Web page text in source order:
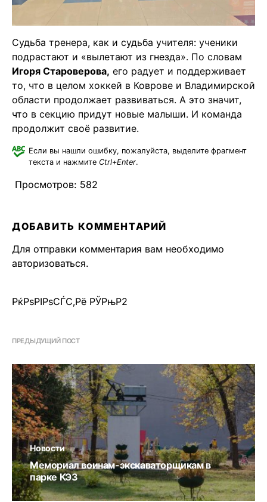
Судьба тренера, как и судьба учителя: ученики
подрастают и «вылетают из гнезда». По словам
Игоря Староверова, его радует и поддерживает
то, что в целом хоккей в Коврове и Владимирской
области продолжает развиваться. А это значит,
что в секцию придут новые малыши. И команда
продолжит своё развитие.
Если вы нашли ошибку, пожалуйста, выделите фрагмент
текста и нажмите Ctrl+Enter.
Просмотров: 582
ДОБАВИТЬ КОММЕНТАРИЙ
Для отправки комментария вам необходимо
авторизоваться.
РќРѕРІРѕСЃС‚Рё РЎРњР2
ПРЕДЫДУЩИЙ ПОСТ
Новости
Мемориал воинам-экскаваторщикам в
парке КЭЗ